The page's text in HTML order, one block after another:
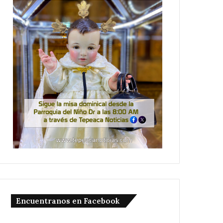
Encuentranos en Facebook